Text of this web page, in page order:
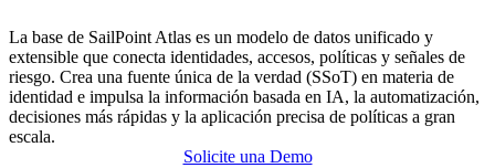
La base de SailPoint Atlas es un modelo de datos unificado y
extensible que conecta identidades, accesos, políticas y señales de
riesgo. Crea una fuente única de la verdad (SSoT) en materia de
identidad e impulsa la información basada en IA, la automatización,
decisiones más rápidas y la aplicación precisa de políticas a gran
escala.
Solicite una Demo